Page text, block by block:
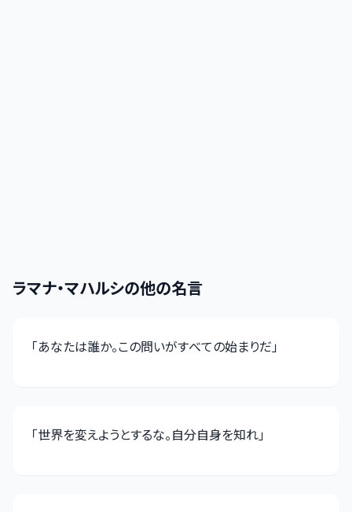
ラマナ・マハルシの他の名言
「あなたは誰か。この問いがすべての始まりだ」
「世界を変えようとするな。自分自身を知れ」